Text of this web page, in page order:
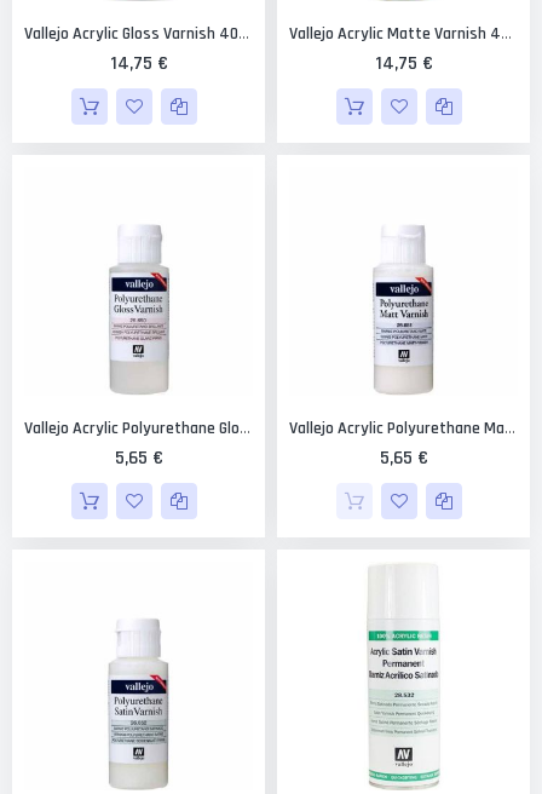
Vallejo Acrylic Gloss Varnish 400 Ml.
14,75 €
Vallejo Acrylic Matte Varnish 400 Ml.
14,75 €
Vallejo Acrylic Polyurethane Gloss Varnish 60 Ml.
5,65 €
Vallejo Acrylic Polyurethane Matte Varnish 60 Ml.
5,65 €